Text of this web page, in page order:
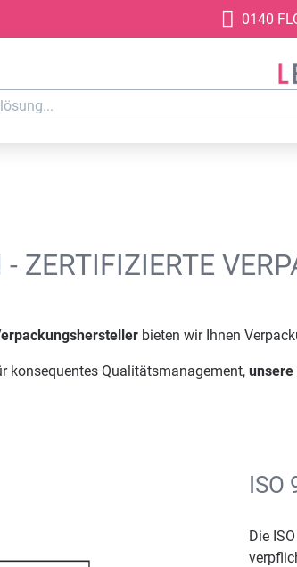
0140
ZERTIFIZIERTE
bieten wir Ihnen
konsequentes Qualitätsmanagement,
ISO
Die